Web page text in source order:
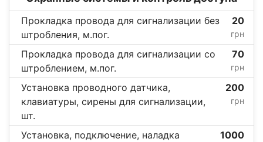
Прокладка провода для сигнализации без
штробления, м.пог.
20
грн
Прокладка провода для сигнализации со
штроблением, м.пог.
70
грн
Установка проводного датчика,
клавиатуры, сирены для сигнализации,
шт.
200
грн
Установка, подключение, наладка
1000